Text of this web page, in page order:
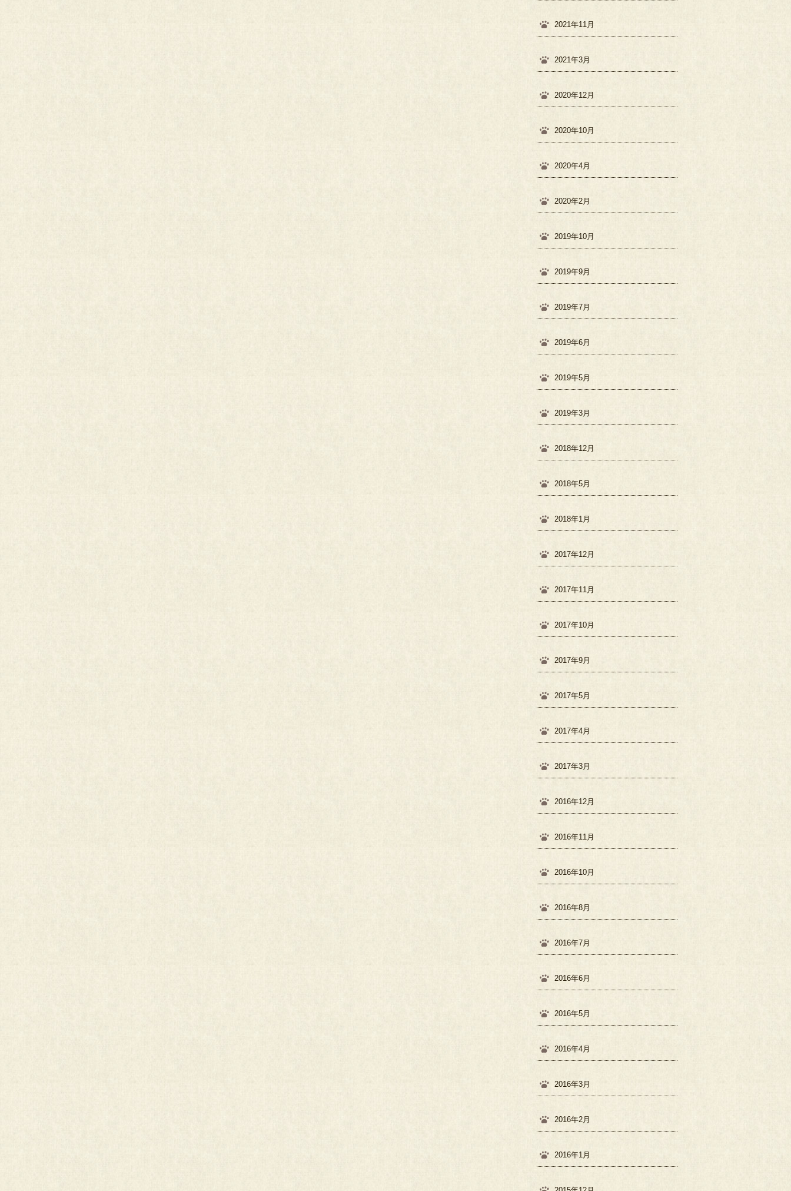
2021年11月
2021年3月
2020年12月
2020年10月
2020年4月
2020年2月
2019年10月
2019年9月
2019年7月
2019年6月
2019年5月
2019年3月
2018年12月
2018年5月
2018年1月
2017年12月
2017年11月
2017年10月
2017年9月
2017年5月
2017年4月
2017年3月
2016年12月
2016年11月
2016年10月
2016年8月
2016年7月
2016年6月
2016年5月
2016年4月
2016年3月
2016年2月
2016年1月